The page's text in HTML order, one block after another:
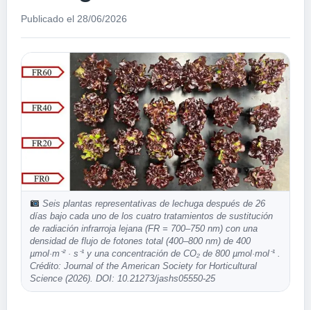
Publicado el 28/06/2026
Seis plantas representativas de lechuga después de 26
días bajo cada uno de los cuatro tratamientos de sustitución
de radiación infrarroja lejana (FR = 700–750 nm) con una
densidad de flujo de fotones total (400–800 nm) de 400
µmol·m⁻² · s⁻¹ y una concentración de CO₂ de 800 µmol·mol⁻¹ .
Crédito: Journal of the American Society for Horticultural
Science (2026). DOI: 10.21273/jashs05550-25